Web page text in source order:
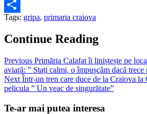
Partajează
Tags: gripa, primaria craiova
Continue Reading
Previous Primăria Calafat îi liniștește pe
aviară: ” Stați calmi, o împușcăm dacă trece
Next Într-un tren care duce de la Craiova la
pelicula ” Un veac de singurătate”
Te-ar mai putea interesa